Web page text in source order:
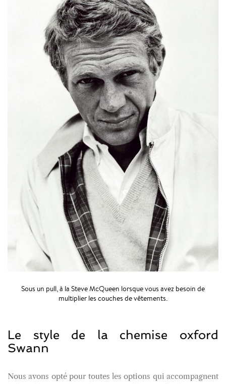
Sous un pull, à la Steve McQueen lorsque vous avez besoin de
multiplier les couches de vêtements.
Le style de la chemise oxford
Swann
Nous avons opté pour toutes les options qui accompagnent